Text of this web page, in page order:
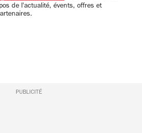
de l'actualité, évents, offres et
PUBLICITÉ